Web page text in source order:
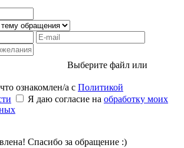
Выберите файл или
ознакомлен/а с Политикой
Я даю согласие на обработку моих
Спасибо за обращение :)